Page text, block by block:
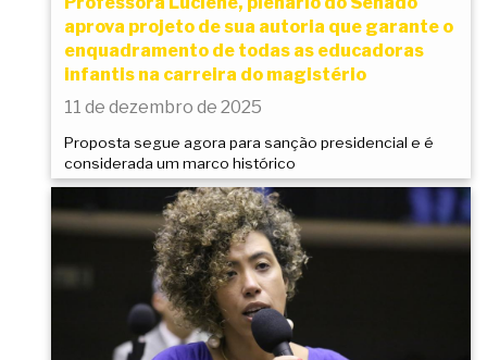
aprova projeto de sua autoria que garante o
enquadramento de todas as educadoras
infantis na carreira do magistério
11 de dezembro de 2025
Proposta segue agora para sanção presidencial e é
considerada um marco histórico